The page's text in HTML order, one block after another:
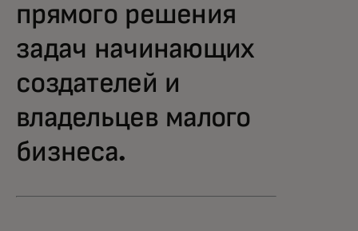
прямого решения
задач начинающих
создателей и
владельцев малого
бизнеса.